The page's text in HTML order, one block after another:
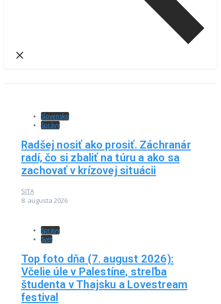
Slovensko
Správy
Radšej nosiť ako prosiť. Záchranár
radí, čo si zbaliť na túru a ako sa
zachovať v krízovej situácii
SITA
8. augusta 2026
Správy
Svet
Top foto dňa (7. august 2026):
Včelie úle v Palestíne, streľba
študenta v Thajsku a Lovestream
festival